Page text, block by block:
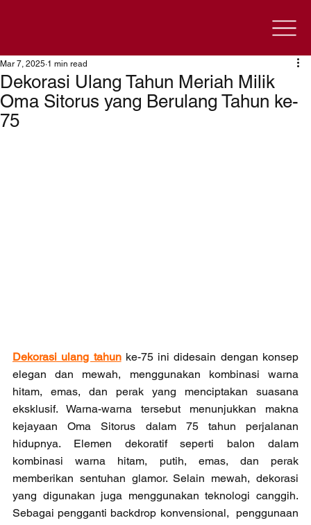
Dekorasi Ulang Tahun Meriah Milik
Oma Sitorus yang Berulang Tahun ke-
75
Mar 7, 2025 1 min read
Dekorasi ulang tahun ke-75 ini didesain dengan konsep
elegan dan mewah, menggunakan kombinasi warna
hitam, emas, dan perak yang menciptakan suasana
eksklusif. Warna-warna tersebut menunjukkan makna
kejayaan Oma Sitorus dalam 75 tahun perjalanan
hidupnya. Elemen dekoratif seperti balon dalam
kombinasi warna hitam, putih, emas, dan perak
memberikan sentuhan glamor. Selain mewah, dekorasi
yang digunakan juga menggunakan teknologi canggih.
Sebagai pengganti backdrop konvensional,  penggunaan